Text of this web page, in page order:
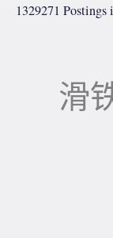
1329271 Postings
滑